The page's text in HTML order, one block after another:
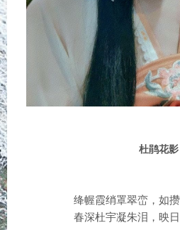
杜鹃花影
绛幄霞绡罩翠峦，如攒
春深杜宇凝朱泪，映日